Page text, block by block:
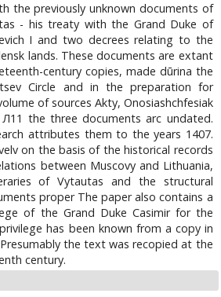
the previously unknown documents of
- his treaty with the Grand Duke of
I and two decrees relating to the
lands. These documents are extant
century copies, made dūrina the
Circle and in the preparation for
of sources Akty, Onosiashchfesiak
the three documents arc undated.
attributes them to the years 1407.
on the basis of the historical records
between Muscovy and Lithuania,
of Vytautas and the structural
proper The paper also contains a
of the Grand Duke Casimir for the
has been known from a copy in
the text was recopied at the
century.